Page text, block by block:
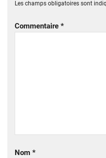
Les champs obligatoires sont
Commentaire *
Nom *